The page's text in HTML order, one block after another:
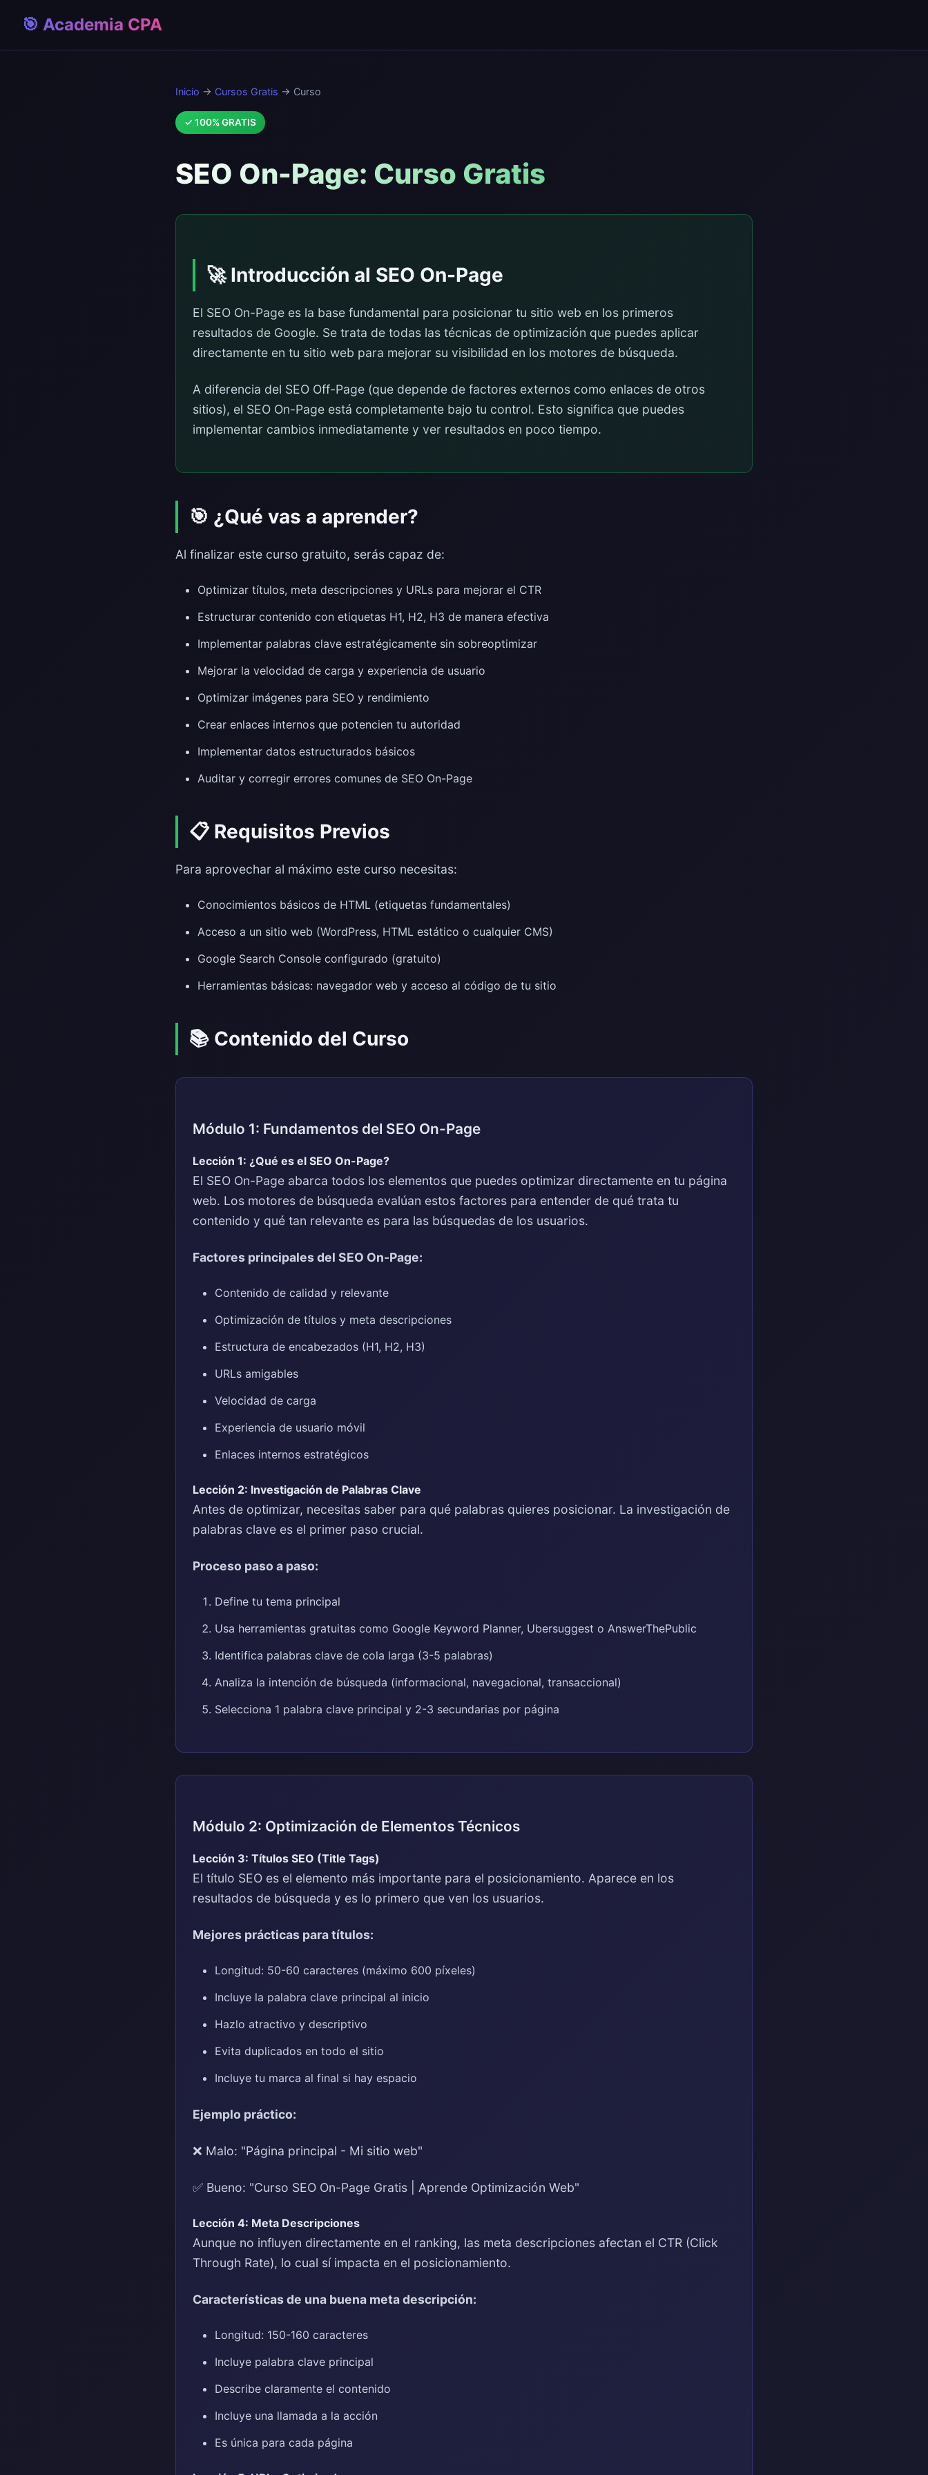
🎯 Academia CPA
Inicio → Cursos Gratis → Curso
✓ 100% GRATIS
SEO On-Page: Curso Gratis
🚀 Introducción al SEO On-Page
El SEO On-Page es la base fundamental para posicionar tu sitio web en los primeros
resultados de Google. Se trata de todas las técnicas de optimización que puedes aplicar
directamente en tu sitio web para mejorar su visibilidad en los motores de búsqueda.
A diferencia del SEO Off-Page (que depende de factores externos como enlaces de otros
sitios), el SEO On-Page está completamente bajo tu control. Esto significa que puedes
implementar cambios inmediatamente y ver resultados en poco tiempo.
🎯 ¿Qué vas a aprender?
Al finalizar este curso gratuito, serás capaz de:
Optimizar títulos, meta descripciones y URLs para mejorar el CTR
Estructurar contenido con etiquetas H1, H2, H3 de manera efectiva
Implementar palabras clave estratégicamente sin sobreoptimizar
Mejorar la velocidad de carga y experiencia de usuario
Optimizar imágenes para SEO y rendimiento
Crear enlaces internos que potencien tu autoridad
Implementar datos estructurados básicos
Auditar y corregir errores comunes de SEO On-Page
📋 Requisitos Previos
Para aprovechar al máximo este curso necesitas:
Conocimientos básicos de HTML (etiquetas fundamentales)
Acceso a un sitio web (WordPress, HTML estático o cualquier CMS)
Google Search Console configurado (gratuito)
Herramientas básicas: navegador web y acceso al código de tu sitio
📚 Contenido del Curso
Módulo 1: Fundamentos del SEO On-Page
Lección 1: ¿Qué es el SEO On-Page?
El SEO On-Page abarca todos los elementos que puedes optimizar directamente en tu página
web. Los motores de búsqueda evalúan estos factores para entender de qué trata tu
contenido y qué tan relevante es para las búsquedas de los usuarios.
Factores principales del SEO On-Page:
Contenido de calidad y relevante
Optimización de títulos y meta descripciones
Estructura de encabezados (H1, H2, H3)
URLs amigables
Velocidad de carga
Experiencia de usuario móvil
Enlaces internos estratégicos
Lección 2: Investigación de Palabras Clave
Antes de optimizar, necesitas saber para qué palabras quieres posicionar. La investigación de
palabras clave es el primer paso crucial.
Proceso paso a paso:
Define tu tema principal
Usa herramientas gratuitas como Google Keyword Planner, Ubersuggest o AnswerThePublic
Identifica palabras clave de cola larga (3-5 palabras)
Analiza la intención de búsqueda (informacional, navegacional, transaccional)
Selecciona 1 palabra clave principal y 2-3 secundarias por página
Módulo 2: Optimización de Elementos Técnicos
Lección 3: Títulos SEO (Title Tags)
El título SEO es el elemento más importante para el posicionamiento. Aparece en los
resultados de búsqueda y es lo primero que ven los usuarios.
Mejores prácticas para títulos:
Longitud: 50-60 caracteres (máximo 600 píxeles)
Incluye la palabra clave principal al inicio
Hazlo atractivo y descriptivo
Evita duplicados en todo el sitio
Incluye tu marca al final si hay espacio
Ejemplo práctico:
❌ Malo: "Página principal - Mi sitio web"
✅ Bueno: "Curso SEO On-Page Gratis | Aprende Optimización Web"
Lección 4: Meta Descripciones
Aunque no influyen directamente en el ranking, las meta descripciones afectan el CTR (Click
Through Rate), lo cual sí impacta en el posicionamiento.
Características de una buena meta descripción:
Longitud: 150-160 caracteres
Incluye palabra clave principal
Describe claramente el contenido
Incluye una llamada a la acción
Es única para cada página